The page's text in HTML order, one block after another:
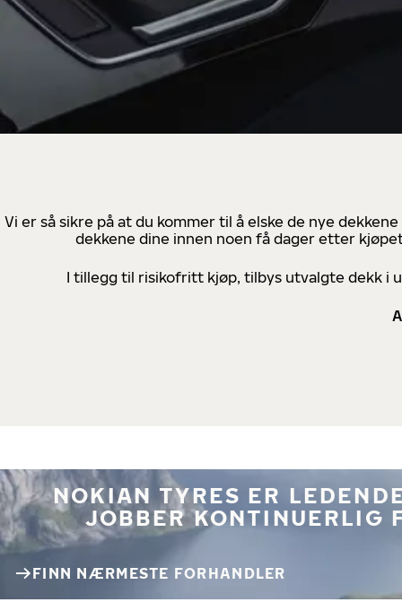
Vi er så sikre på at du kommer til å elske de nye
dekkene dine innen noen få dager etter
I tillegg til risikofritt kjøp, tilbys utvalgte dekk i
NOKIAN TYRES ER
JOBBER KONTINUERLIG
FINN NÆRMESTE FORHANDLER